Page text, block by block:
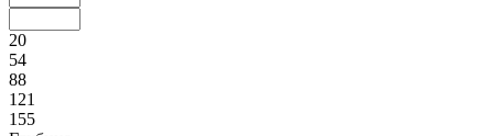
20
54
88
121
155